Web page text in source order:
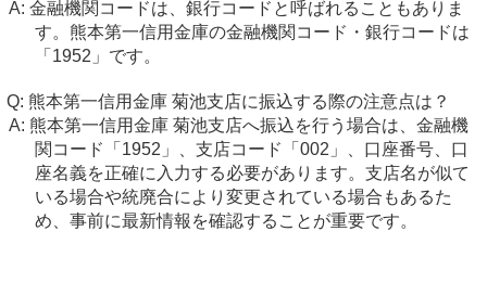
金融機関コードは、銀行コードと呼ばれることもありま
す。熊本第一信用金庫の金融機関コード・銀行コードは
「1952」です。
熊本第一信用金庫 菊池支店に振込する際の注意点は？
熊本第一信用金庫 菊池支店へ振込を行う場合は、金融機
関コード「1952」、支店コード「002」、口座番号、口
座名義を正確に入力する必要があります。支店名が似て
いる場合や統廃合により変更されている場合もあるた
め、事前に最新情報を確認することが重要です。